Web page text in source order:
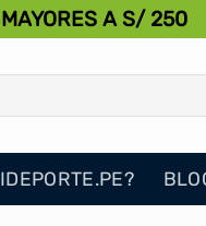
MAYORES A S/ 250